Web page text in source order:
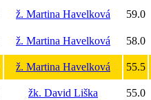
ž. Martina Havelková 59.0
ž. Martina Havelková 58.0
ž. Martina Havelková 55.5
žk. David Liška 55.0